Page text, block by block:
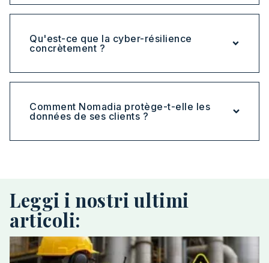
Qu'est-ce que la cyber-résilience
concrètement ?
Comment Nomadia protège-t-elle les
données de ses clients ?
Leggi i nostri ultimi
articoli: